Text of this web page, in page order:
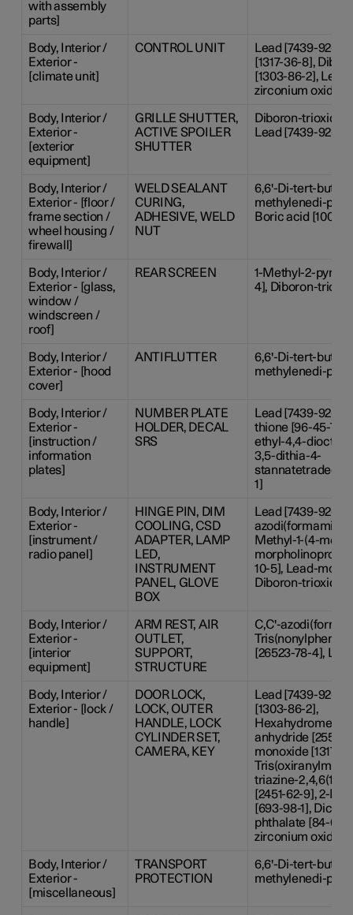
with assembly
parts]
Body, Interior /
Exterior -
[climate unit]
CONTROL UNIT
Lead [7439-92-
[1317-36-8],
[1303-86-2],
zirconium oxide
Body, Interior /
Exterior -
[exterior
equipment]
GRILLE SHUTTER,
ACTIVE SPOILER
SHUTTER
Diboron-trioxide
Lead [7439-92-1]
Body, Interior /
Exterior - [floor /
frame section /
wheel housing /
firewall]
WELD SEALANT
CURING,
ADHESIVE, WELD
NUT
6,6'-Di-tert-butyl-
methylenedi-p-
Boric acid
Body, Interior /
Exterior - [glass,
window /
windscreen /
roof]
REAR SCREEN
1-Methyl-2-
4], Diboron-
Body, Interior /
Exterior - [hood
cover]
ANTIFLUTTER
6,6'-Di-tert-butyl-
methylenedi-p-
Body, Interior /
Exterior -
[instruction /
information
plates]
NUMBER PLATE
HOLDER, DECAL
SRS
Lead [7439-92-
thione [96-45-7],
ethyl-4,4-dioctyl-
3,5-dithia-4-
1]
Body, Interior /
Exterior -
[instrument /
radio panel]
HINGE PIN, DIM
COOLING, CSD
ADAPTER, LAMP
LED,
INSTRUMENT
PANEL, GLOVE
BOX
Lead [7439-92-1],
azodi(formamide)
Methyl-1-(4-
10-5], Lead-
Diboron-trioxide
Body, Interior /
Exterior -
[interior
equipment]
ARM REST, AIR
OUTLET,
SUPPORT,
STRUCTURE
C,C'-
[26523-78-4],
Body, Interior /
Exterior - [lock /
handle]
DOOR LOCK,
LOCK, OUTER
HANDLE, LOCK
CYLINDER SET,
CAMERA, KEY
Lead [7439-92-
[1303-86-2],
anhydride
monoxide [1317-
triazine-
[2451-62-9], 2-
[693-98-1],
phthalate [84-61-
zirconium oxide
Body, Interior /
Exterior -
[miscellaneous]
TRANSPORT
PROTECTION
6,6'-Di-tert-butyl-
methylenedi-p-